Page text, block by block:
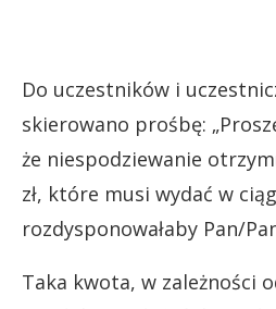
Do uczestników i
skierowano prośbę:
że niespodziewanie
zł, które musi wydać w
rozdysponowałaby Pan/
Taka kwota, w zależności